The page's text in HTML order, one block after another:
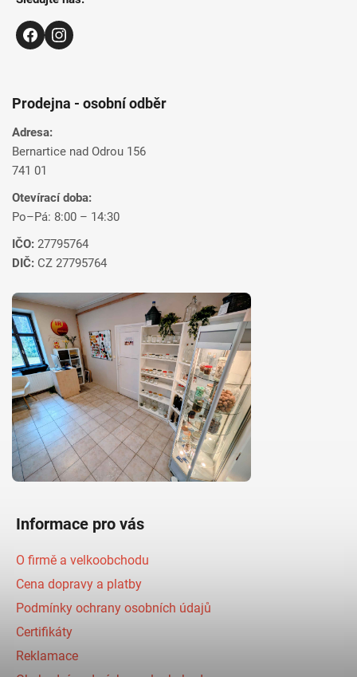
Prodejna - osobní odběr
Adresa:
Bernartice nad Odrou 156
741 01
Otevírací doba:
Po–Pá: 8:00 – 14:30
IČO: 27795764
DIČ: CZ 27795764
Informace pro vás
O firmě a velkoobchodu
Cena dopravy a platby
Podmínky ochrany osobních údajů
Certifikáty
Reklamace